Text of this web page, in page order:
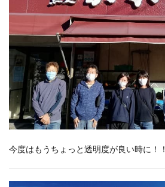
今度はもうちょっと透明度が良い時に！！